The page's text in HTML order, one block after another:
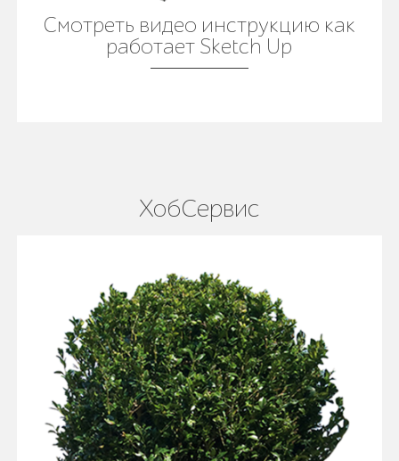
Смотреть видео инструкцию как
работает Sketch Up
ХобСервис